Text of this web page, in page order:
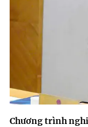
Chương trình